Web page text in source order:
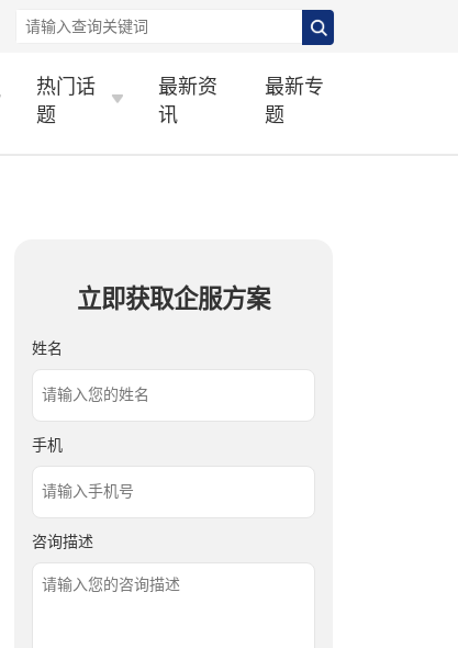
热门话
题
最新资
讯
最新专
题
立即获取企服方案
姓名
手机
咨询描述